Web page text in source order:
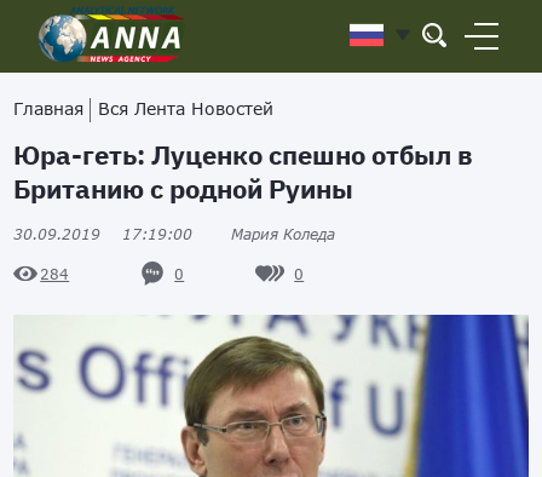
Главная Вся Лента Новостей
Юра-геть: Луценко спешно отбыл в
Британию с родной Руины
30.09.2019 17:19:00 Мария Коледа
284 0 0